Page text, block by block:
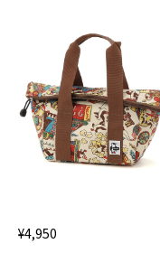
¥4,950